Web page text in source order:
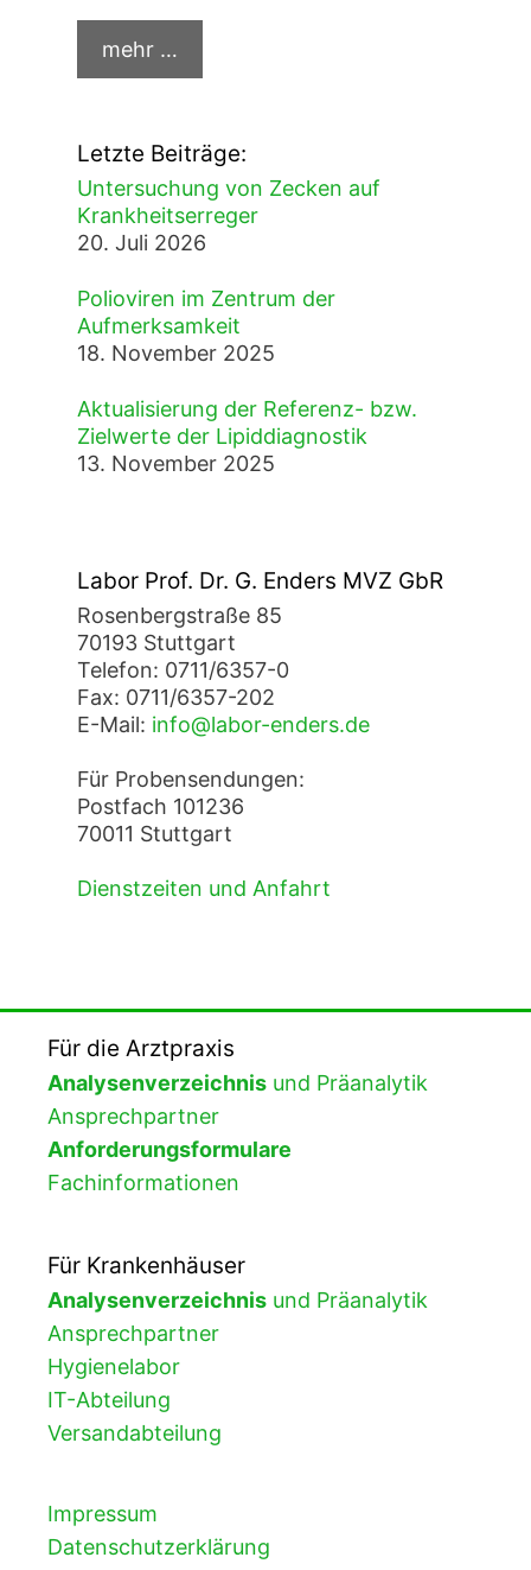
Letzte Beiträge:
Untersuchung von Zecken auf
Krankheitserreger
20. Juli 2026
Polioviren im Zentrum der
Aufmerksamkeit
18. November 2025
Aktualisierung der Referenz- bzw.
Zielwerte der Lipiddiagnostik
13. November 2025
Labor Prof. Dr. G. Enders MVZ GbR
Rosenbergstraße 85
70193 Stuttgart
Telefon: 0711/6357-0
Fax: 0711/6357-202
E-Mail: info@labor-enders.de
Für Probensendungen:
Postfach 101236
70011 Stuttgart
Dienstzeiten und Anfahrt
Für die Arztpraxis
Analysenverzeichnis und Präanalytik
Ansprechpartner
Anforderungsformulare
Fachinformationen
Für Krankenhäuser
Analysenverzeichnis und Präanalytik
Ansprechpartner
Hygienelabor
IT-Abteilung
Versandabteilung
Impressum
Datenschutzerklärung